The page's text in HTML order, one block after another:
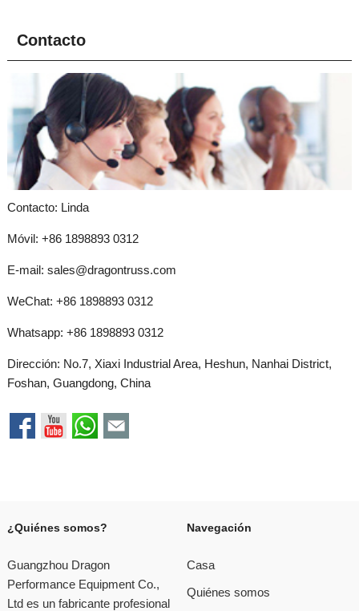
Contacto
Contacto: Linda
Móvil: +86 1898893 0312
E-mail: sales@dragontruss.com
WeChat: +86 1898893 0312
Whatsapp: +86 1898893 0312
Dirección: No.7, Xiaxi Industrial Area, Heshun, Nanhai District,
Foshan, Guangdong, China
¿Quiénes somos?
Guangzhou Dragon
Performance Equipment Co.,
Ltd es un fabricante profesional
Navegación
Casa
Quiénes somos